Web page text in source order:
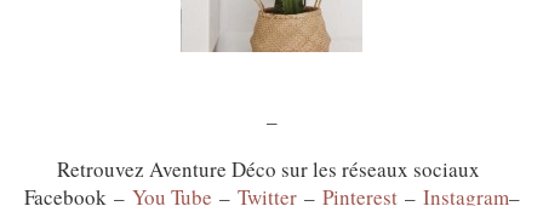
–
Retrouvez Aventure Déco sur les réseaux sociaux
Facebook – You Tube – Twitter – Pinterest – Instagram–